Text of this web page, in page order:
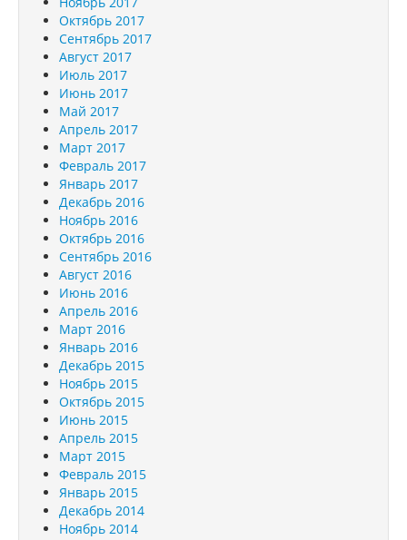
Октябрь 2017
Сентябрь 2017
Август 2017
Июль 2017
Июнь 2017
Май 2017
Апрель 2017
Март 2017
Февраль 2017
Январь 2017
Декабрь 2016
Ноябрь 2016
Октябрь 2016
Сентябрь 2016
Август 2016
Июнь 2016
Апрель 2016
Март 2016
Январь 2016
Декабрь 2015
Ноябрь 2015
Октябрь 2015
Июнь 2015
Апрель 2015
Март 2015
Февраль 2015
Январь 2015
Декабрь 2014
Ноябрь 2014